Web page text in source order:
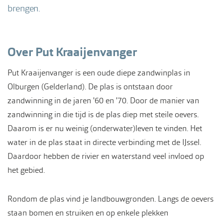
brengen.
Over Put Kraaijenvanger
Put Kraaijenvanger is een oude diepe zandwinplas in
Olburgen (Gelderland). De plas is ontstaan door
zandwinning in de jaren '60 en '70. Door de manier van
zandwinning in die tijd is de plas diep met steile oevers.
Daarom is er nu weinig (onderwater)leven te vinden. Het
water in de plas staat in directe verbinding met de IJssel.
Daardoor hebben de rivier en waterstand veel invloed op
het gebied.
Rondom de plas vind je landbouwgronden. Langs de oevers
staan bomen en struiken en op enkele plekken